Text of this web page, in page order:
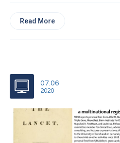
Read More
07.06
2020